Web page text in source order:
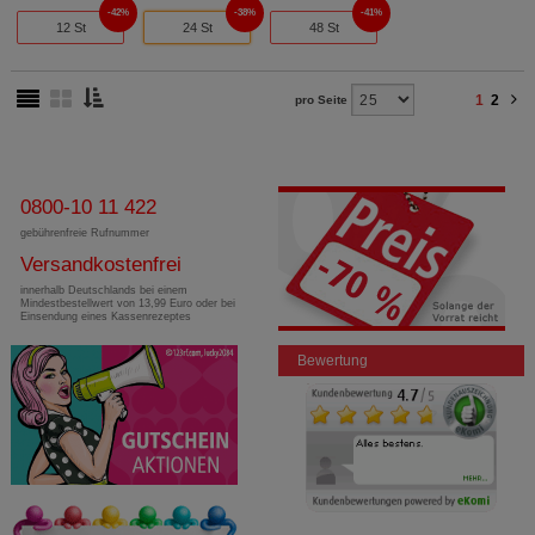
12 St
42%
24 St
38%
48 St
41%
pro Seite 1 2
0800-10 11 422
gebührenfreie Rufnummer
Versandkostenfrei
innerhalb Deutschlands bei einem
Mindestbestellwert von 13,99 Euro oder bei
Einsendung eines Kassenrezeptes
Bewertung